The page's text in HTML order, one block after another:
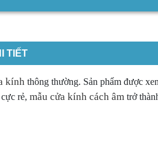
TIẾT
kính thông thường. Sản phẩm được
rẻ, mẫu cửa kính cách âm trở